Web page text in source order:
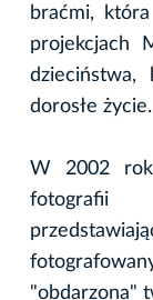
braćmi,
projekcjach
dzieciństwa,
dorosłe życie.
W 2002
fotografii
"obdarzona"